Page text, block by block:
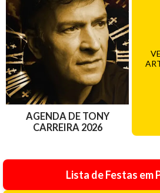
AGENDA DE TONY
CARREIRA 2026
Lista de Festas em